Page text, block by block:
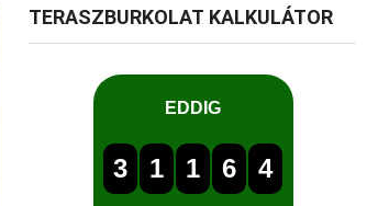
TERASZBURKOLAT KALKULÁTOR